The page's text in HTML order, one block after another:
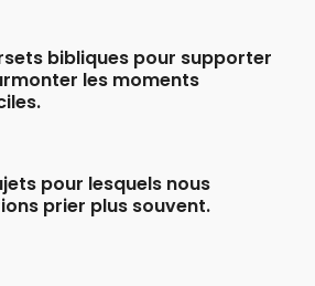
bibliques pour supporter
les moments
pour lesquels nous
prier plus souvent.